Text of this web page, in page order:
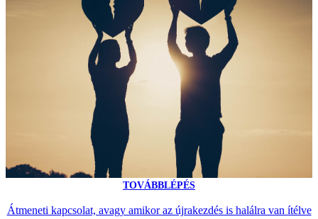
TOVÁBBLÉPÉS
Átmeneti kapcsolat, avagy amikor az újrakezdés is halálra van ítélve